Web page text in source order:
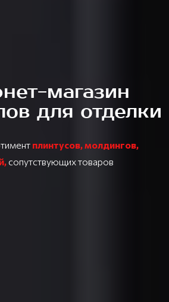
магазин
для отделки
плинтусов, молдингов,
, сопутствующих товаров